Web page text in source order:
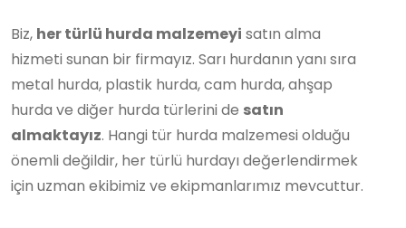
Biz, her türlü hurda malzemeyi satın alma
hizmeti sunan bir firmayız. Sarı hurdanın yanı sıra
metal hurda, plastik hurda, cam hurda, ahşap
hurda ve diğer hurda türlerini de satın
almaktayız. Hangi tür hurda malzemesi olduğu
önemli değildir, her türlü hurdayı değerlendirmek
için uzman ekibimiz ve ekipmanlarımız mevcuttur.